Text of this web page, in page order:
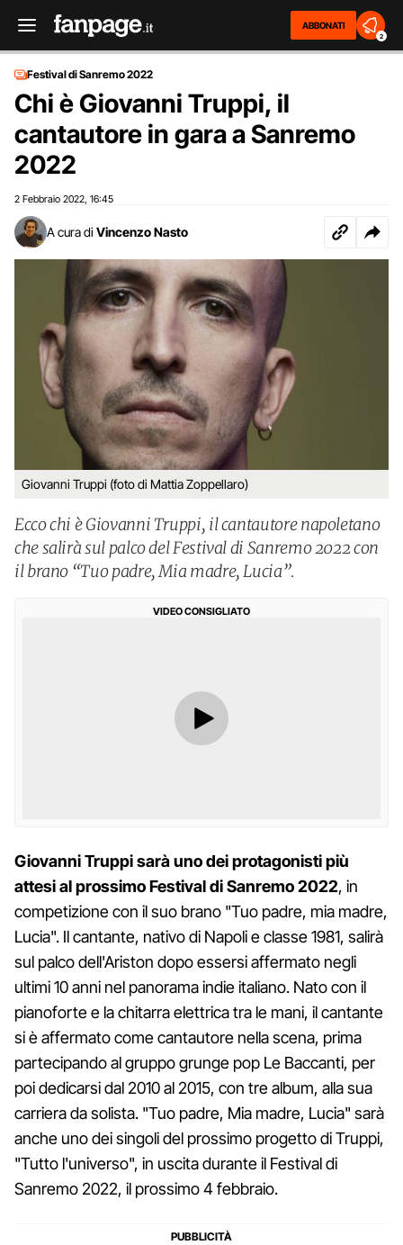
ABBONATI
2
Festival di Sanremo 2022
Chi è Giovanni Truppi, il
cantautore in gara a Sanremo
2022
2 Febbraio 2022 16:45
A cura di Vincenzo Nasto
Giovanni Truppi (foto di Mattia Zoppellaro)
Ecco chi è Giovanni Truppi, il cantautore napoletano
che salirà sul palco del Festival di Sanremo 2022 con
il brano “Tuo padre, Mia madre, Lucia”.
VIDEO CONSIGLIATO
Giovanni Truppi sarà uno dei protagonisti più
attesi al prossimo Festival di Sanremo 2022, in
competizione con il suo brano "Tuo padre, mia madre,
Lucia". Il cantante, nativo di Napoli e classe 1981, salirà
sul palco dell'Ariston dopo essersi affermato negli
ultimi 10 anni nel panorama indie italiano. Nato con il
pianoforte e la chitarra elettrica tra le mani, il cantante
si è affermato come cantautore nella scena, prima
partecipando al gruppo grunge pop Le Baccanti, per
poi dedicarsi dal 2010 al 2015, con tre album, alla sua
carriera da solista. "Tuo padre, Mia madre, Lucia" sarà
anche uno dei singoli del prossimo progetto di Truppi,
"Tutto l'universo", in uscita durante il Festival di
Sanremo 2022, il prossimo 4 febbraio.